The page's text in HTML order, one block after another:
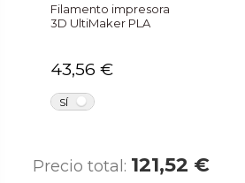
Filamento impresora
3D UltiMaker PLA
43,56 €
SÍ
Precio total: 121,52 €